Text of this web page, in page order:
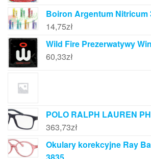
Boiron Argentum Nitricum
14,75zł
Wild Fire Prezerwatywy
60,33zł
POLO RALPH LAUREN
363,73zł
Okulary korekcyjne Ray